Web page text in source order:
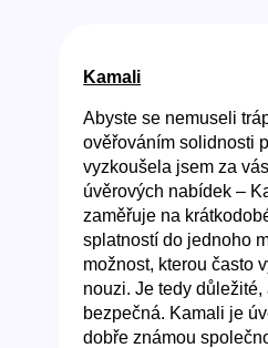
Kamali
Abyste se nemuseli
ověřováním solidnosti
vyzkoušela jsem za
úvěrových nabídek –
zaměřuje na
splatností do jednoho
možnost, kterou často
nouzi. Je tedy důležité,
bezpečná. Kamali je
dobře známou